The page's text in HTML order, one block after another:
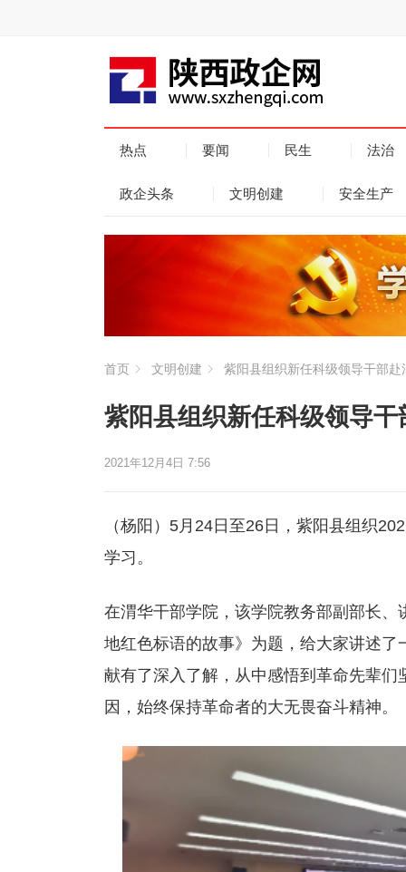
热点 要闻 民生 法治
政企头条 文明创建 安全生产
首页 文明创建 紫阳县组织新任科级领导干部
紫阳县组织新任科级领导
2021年12月4日 7:56
（杨阳）5月24日至26日，紫阳县组织
学习。
在渭华干部学院，该学院教务部副部长
地红色标语的故事》为题，给大家讲述
献有了深入了解，从中感悟到革命先辈
因，始终保持革命者的大无畏奋斗精神。